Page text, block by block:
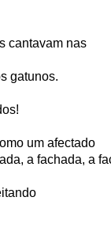
cantavam nas
gatunos.
um afectado
a fachada, a